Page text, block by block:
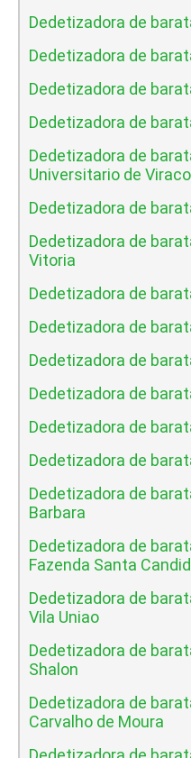
Dedetizadora de
Dedetizadora de
Dedetizadora de
Dedetizadora de
Dedetizadora de
Universitario de
Dedetizadora de
Dedetizadora de
Vitoria
Dedetizadora de
Dedetizadora de
Dedetizadora de
Dedetizadora de
Dedetizadora de
Dedetizadora de
Dedetizadora de
Barbara
Dedetizadora de
Fazenda Santa
Dedetizadora de
Vila Uniao
Dedetizadora de
Shalon
Dedetizadora de
Carvalho de Moura